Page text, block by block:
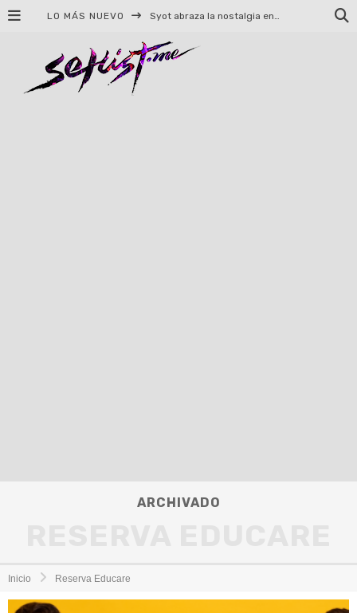
LO MÁS NUEVO Syot abraza la nostalgia en «Blame», el primer adelanto de su EP debut
ARCHIVADO
Inicio Reserva Educare